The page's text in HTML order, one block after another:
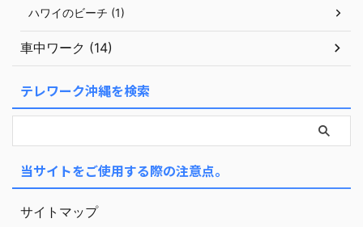
ハワイのビーチ (1)
車中ワーク (14)
テレワーク沖縄を検索
当サイトをご使用する際の注意点。
サイトマップ